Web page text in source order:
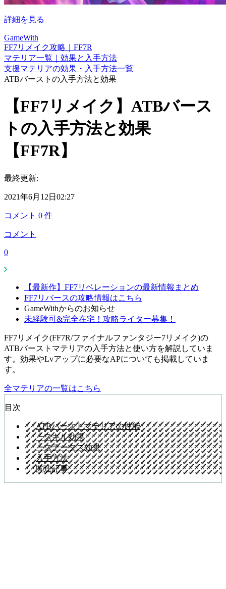
詳細を見る
GameWith
FF7リメイク攻略｜FF7R
マテリア一覧｜効果と入手方法
支援マテリアの効果・入手方法一覧
ATBバーストの入手方法と効果
【FF7リメイク】ATBバース
トの入手方法と効果
【FF7R】
最終更新:
2021年6月12日02:27
コメント 0 件
コメント
0
【最新作】FF7リベレーションの最新情報まとめ
FF7リバースの攻略情報はこちら
GameWithからのお知らせ
未経験可&完全在宅！攻略ライター募集！
FF7リメイク(FF7R/ファイナルファンタジー7リメイク)の
ATBバーストマテリアの入手方法と使い方を解説していま
す。効果やLvアップに必要なAPについても掲載していま
す。
全マテリアの一覧はこちら
目次
ATBバーストマテリアの性能
┗スキル効果
┗ステータス効果
入手方法
関連記事